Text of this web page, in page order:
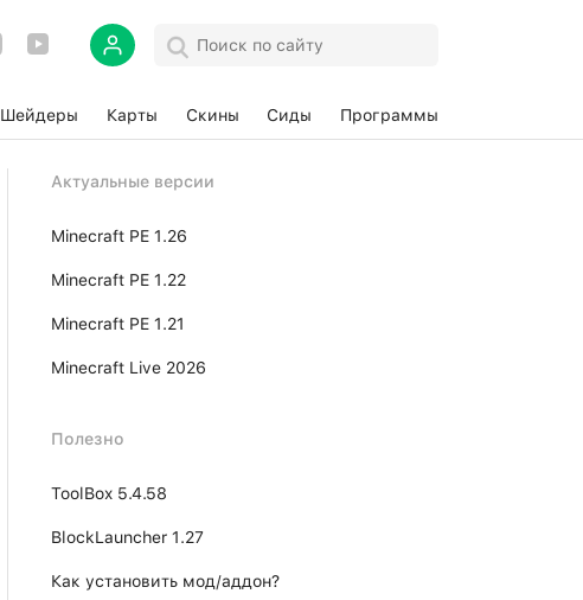
Шейдеры Карты Скины Сиды Программы
Актуальные версии
Minecraft PE 1.26
Minecraft PE 1.22
Minecraft PE 1.21
Minecraft Live 2026
Полезно
ToolBox 5.4.58
BlockLauncher 1.27
Как установить мод/аддон?